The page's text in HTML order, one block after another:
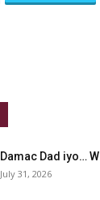
Damac Dad iyo…
July 31, 2026